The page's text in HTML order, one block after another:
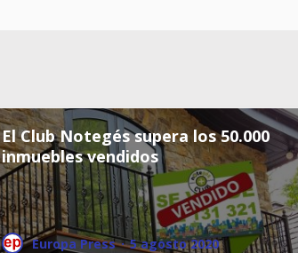
El Club Notegés supera los 50.000
inmuebles vendidos
Europa Press · 5 agosto 2020